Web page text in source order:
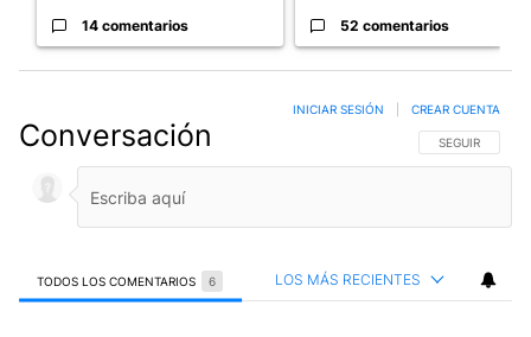
14 comentarios 52 comentarios
Conversación SIGA ESTA
SEGUIR
INICIAR SESIÓN CREAR CUENTA
TODOS LOS COMENTARIOS 6 LOS MÁS RECIENTES